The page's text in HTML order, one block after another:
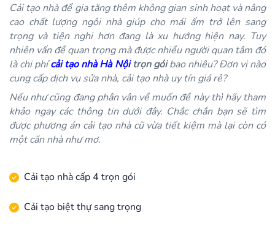
Cải tạo nhà để gia tăng thêm không gian sinh hoạt và nâng
cao chất lượng ngôi nhà giúp cho mái ấm trở lên sang
trọng và tiện nghi hơn đang là xu hướng hiện nay. Tuy
nhiên vấn đề quan trọng mà được nhiều người quan tâm đó
là chi phícải tạo nhà Hà Nộitrọn góibao nhiêu? Đơn vị nào
cung cấp dịch vụ sửa nhà, cải tạo nhà uy tín giá rẻ?
Nếu như cũng đang phân vân về muốn đề này thì hãy tham
khảo ngay các thông tin dưới đây. Chắc chắn bạn sẽ tìm
được phương án cải tạo nhà cũ vừa tiết kiệm mà lại còn có
một căn nhà như mơ.
Cải tạo nhà cấp 4 trọn gói
Cải tạo biệt thự sang trọng